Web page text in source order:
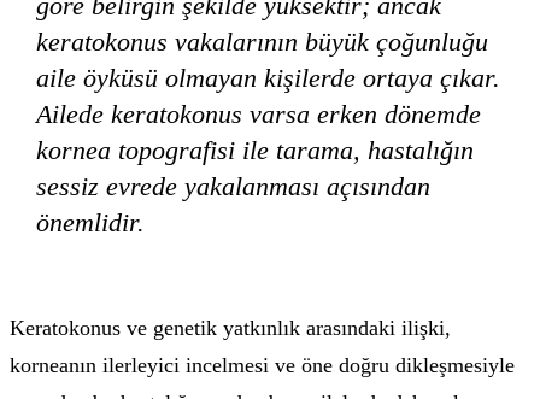
göre belirgin şekilde yüksektir; ancak
keratokonus vakalarının büyük çoğunluğu
aile öyküsü olmayan kişilerde ortaya çıkar.
Ailede keratokonus varsa erken dönemde
kornea topografisi ile tarama, hastalığın
sessiz evrede yakalanması açısından
önemlidir.
Keratokonus ve genetik yatkınlık arasındaki ilişki,
korneanın ilerleyici incelmesi ve öne doğru dikleşmesiyle